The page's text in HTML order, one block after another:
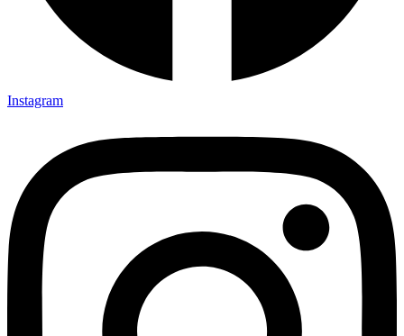
Instagram